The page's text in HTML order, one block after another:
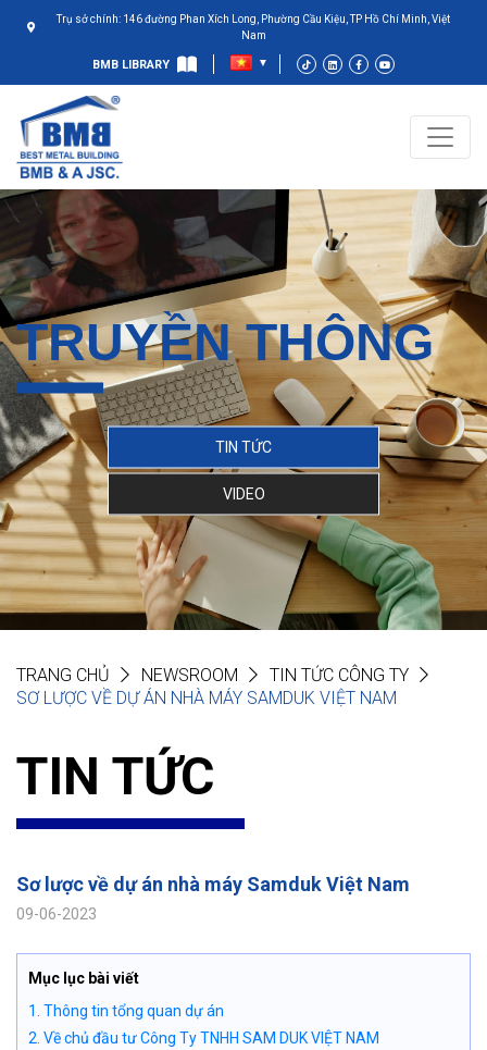
Trụ sở chính: 146 đường Phan Xích Long, Phường Cầu Kiệu, TP Hồ Chí Minh, Việt
Nam
BMB LIBRARY
TRUYỀN THÔNG
TIN TỨC
VIDEO
TRANG CHỦ NEWSROOM
TIN TỨC CÔNG TY
SƠ LƯỢC VỀ DỰ ÁN NHÀ MÁY SAMDUK VIỆT NAM
TIN TỨC
Sơ lược về dự án nhà máy Samduk Việt Nam
09-06-2023
Mục lục bài viết
1. Thông tin tổng quan dự án
2. Về chủ đầu tư Công Ty TNHH SAM DUK VIỆT NAM